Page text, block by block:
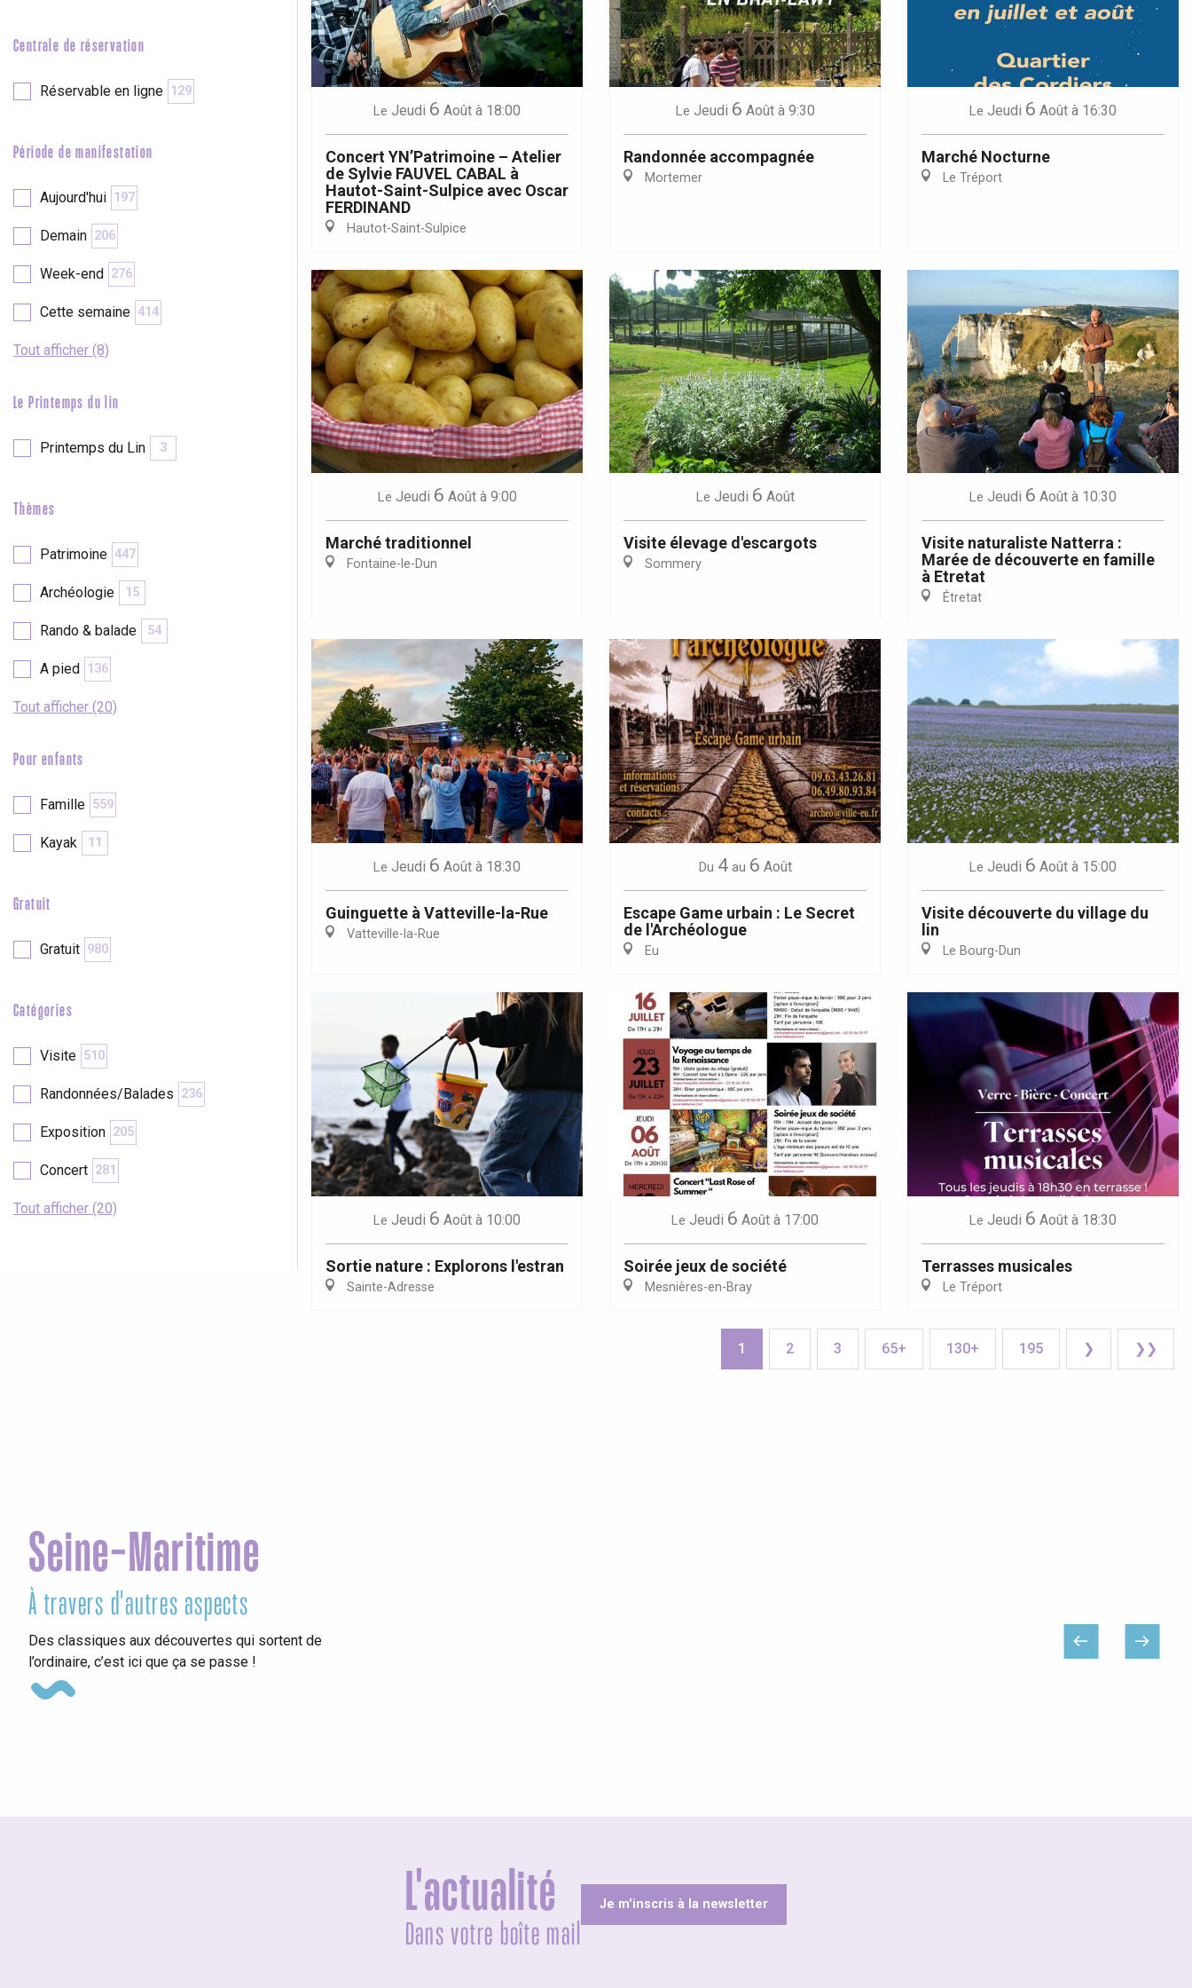
Duclair
Forges-les-Eaux
Neufchâtel-en-Bray
Paris 1h30
Centrale de réservation
Réservable en ligne 129
Période de manifestation
Aujourd'hui 197
Demain 206
Week-end 276
Cette semaine 414
Tout afficher (8)
Le Printemps du lin
Printemps du Lin 3
Thèmes
Patrimoine 447
Archéologie 15
Rando & balade 54
A pied 136
Tout afficher (20)
Pour enfants
Famille 559
Kayak 11
Gratuit
Gratuit 980
Catégories
Visite 510
Randonnées/Balades 236
Exposition 205
Concert 281
Tout afficher (20)
Le Jeudi 6 Août à 18:00
Concert YN’Patrimoine – Atelier
de Sylvie FAUVEL CABAL à
Hautot-Saint-Sulpice avec Oscar
FERDINAND
Hautot-Saint-Sulpice
Le Jeudi 6 Août à 9:30
Randonnée accompagnée
Mortemer
Le Jeudi 6 Août à 16:30
Marché Nocturne
Le Tréport
Le Jeudi 6 Août à 9:00
Marché traditionnel
Fontaine-le-Dun
Le Jeudi 6 Août
Visite élevage d'escargots
Sommery
Le Jeudi 6 Août à 10:30
Visite naturaliste Natterra :
Marée de découverte en famille
à Etretat
Étretat
Le Jeudi 6 Août à 18:30
Guinguette à Vatteville-la-Rue
Vatteville-la-Rue
Du 4 au 6 Août
Escape Game urbain : Le Secret
de l'Archéologue
Eu
Le Jeudi 6 Août à 15:00
Visite découverte du village du
lin
Le Bourg-Dun
Le Jeudi 6 Août à 10:00
Sortie nature : Explorons l'estran
Sainte-Adresse
Le Jeudi 6 Août à 17:00
Soirée jeux de société
Mesnières-en-Bray
Le Jeudi 6 Août à 18:30
Terrasses musicales
Le Tréport
1 2 3 65+ 130+ 195 ❯ ❯❯
Seine-Maritime
À travers d'autres aspects
Des classiques aux découvertes qui sortent de
l’ordinaire, c’est ici que ça se passe !
L'actualité
Dans votre boîte mail
Je m'inscris à la newsletter